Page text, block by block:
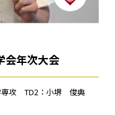
会年次大会
専攻 TD2：小堺 俊典